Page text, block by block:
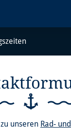
unseren Rad-